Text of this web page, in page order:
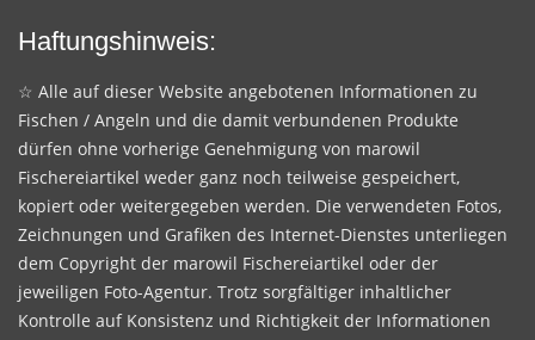
Haftungshinweis:
☆ Alle auf dieser Website angebotenen Informationen zu
Fischen / Angeln und die damit verbundenen Produkte
dürfen ohne vorherige Genehmigung von marowil
Fischereiartikel weder ganz noch teilweise gespeichert,
kopiert oder weitergegeben werden. Die verwendeten Fotos,
Zeichnungen und Grafiken des Internet-Dienstes unterliegen
dem Copyright der marowil Fischereiartikel oder der
jeweiligen Foto-Agentur. Trotz sorgfältiger inhaltlicher
Kontrolle auf Konsistenz und Richtigkeit der Informationen